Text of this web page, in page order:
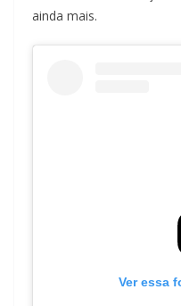
ainda mais.
Ver essa